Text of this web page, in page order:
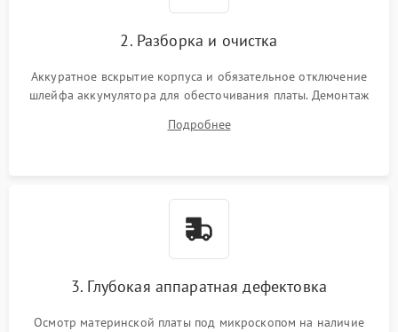
2. Разборка и очистка
Аккуратное вскрытие корпуса и обязательное отключение
шлейфа аккумулятора для обесточивания платы. Демонтаж
высохшей термопасты с кристаллов чипов.
Подробнее
3. Глубокая аппаратная дефектовка
Осмотр материнской платы под микроскопом на наличие